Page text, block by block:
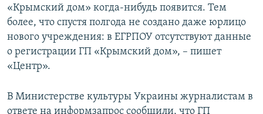
«Крымский дом» когда-нибудь появится. Тем
более, что спустя полгода не создано даже юрлицо
нового учреждения: в ЕГРПОУ отсутствуют данные
о регистрации ГП «Крымский дом», – пишет
«Центр».
В Министерстве культуры Украины журналистам в
ответе на информзапрос сообщили, что ГП